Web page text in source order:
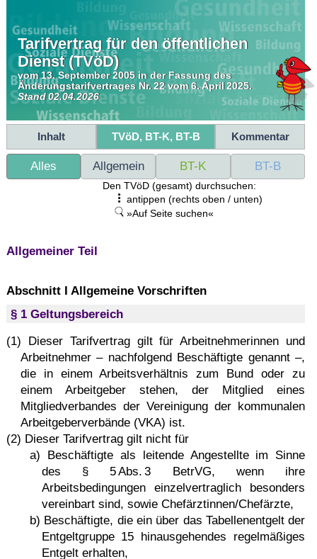
Tarifvertrag für den öffentlichen
Dienst (TVöD)
vom 13. September 2005 in der Fassung des
Änderungstarifvertrages Nr. 22 vom 6. April 2025.
Stand 02.04.2026
Inhalt TVöD, BT-K, BT-B Kommentar
Alles Allgemein BT-K BT-B
Den TVöD (gesamt) durchsuchen:
antippen (rechts oben / unten)
»Auf Seite suchen«
Allgemeiner Teil
Abschnitt I Allgemeine Vorschriften
§ 1 Geltungsbereich
(1) Dieser Tarifvertrag gilt für Arbeitnehmerinnen und
Arbeitnehmer – nachfolgend Beschäftigte genannt –,
die in einem Arbeitsverhältnis zum Bund oder zu
einem Arbeitgeber stehen, der Mitglied eines
Mitgliedverbandes der Vereinigung der kommunalen
Arbeitgeberverbände (VKA) ist.
(2) Dieser Tarifvertrag gilt nicht für
a) Beschäftigte als leitende Angestellte im Sinne
des § 5 Abs. 3 BetrVG, wenn ihre
Arbeitsbedingungen einzelvertraglich besonders
vereinbart sind, sowie Chefärztinnen/Chefärzte,
b) Beschäftigte, die ein über das Tabellenentgelt der
Entgeltgruppe 15 hinausgehendes regelmäßiges
Entgelt erhalten,